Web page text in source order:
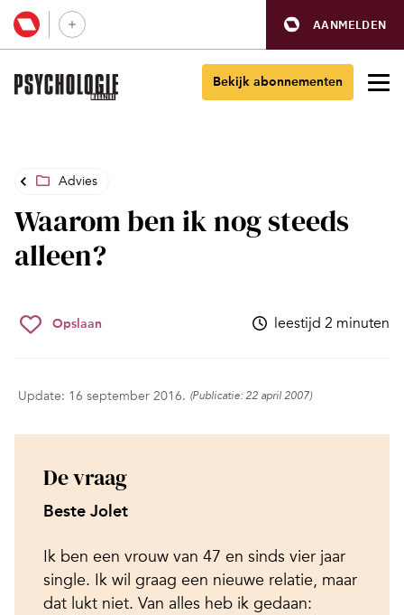
AANMELDEN
Bekijk abonnementen
Advies
Waarom ben ik nog steeds
alleen?
Opslaan leestijd 2 minuten
Update: 16 september 2016. (Publicatie: 22 april 2007)
De vraag
Beste Jolet
Ik ben een vrouw van 47 en sinds vier jaar
single. Ik wil graag een nieuwe relatie, maar
dat lukt niet. Van alles heb ik gedaan: